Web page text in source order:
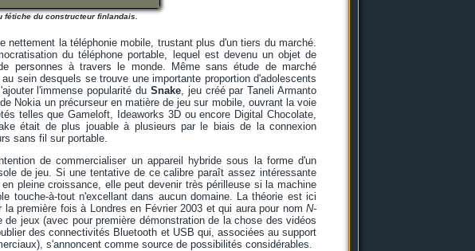
fétiche du constructeur finlandais.
la téléphonie mobile, trustant plus d'un tiers du marché.
du téléphone portable, lequel est devenu un objet de
personnes à travers le monde. Même sans étude de marché
sein desquels se trouve une importante proportion d'adolescents
l'immense popularité du Snake, jeu créé par Taneli Armanto
Nokia un précurseur en matière de jeu sur mobile, ouvrant la voie
telles que Gameloft, Ideaworks 3D ou encore Digital Chocolate,
était de plus jouable à plusieurs par le biais de la connexion
sans fil sur portable.
de commercialiser un appareil hybride sous la forme d'un
de jeu. Si une tentative de ce calibre paraît assez intéressante
pleine croissance, elle peut devenir très périlleuse si la machine
touche-à-tout n'excellant dans aucun domaine. La théorie est ici
première fois à Londres en Février 2003 et qui aura pour nom N-
jeux (avec pour première démonstration de la chose des vidéos
des connectivités Bluetooth et USB qui, associées au support
s'annoncent comme source de possibilités considérables.